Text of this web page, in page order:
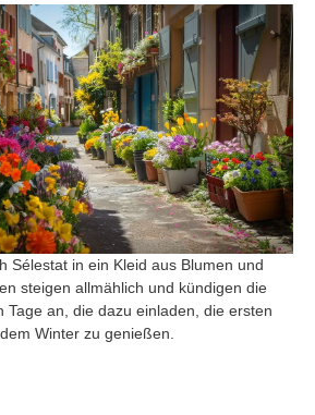
Sélestat in ein Kleid aus Blumen und
steigen allmählich und kündigen die
Tage an, die dazu einladen, die ersten
Winter zu genießen.